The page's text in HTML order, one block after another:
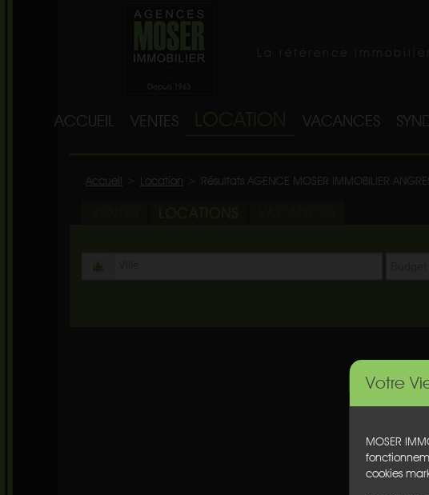
Votre
MOSER
cookies
ACCUEIL VENTES VACANCES
Accueil Location Résultats AGENCE MOSER IMMOBILIER